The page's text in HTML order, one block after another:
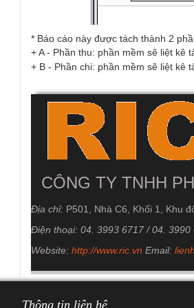
* Báo cáo này được tách thành 2
+ A - Phần thu: phần mềm sẽ liệt kê
+ B - Phần chi: phần mềm sẽ liệt kê
CÔNG TY TNHH
Địa chỉ: P501, Nhà C6, Khối 1, Khu
Điện thoại: 04. 3993 6717 / 04. 3990
Website: http://www.ric.vn Email:
Thông tin liên hệ